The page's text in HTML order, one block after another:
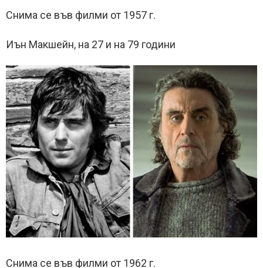
Снима се във филми от 1957 г.
Иън Макшейн, на 27 и на 79 години
Снима се във филми от 1962 г.